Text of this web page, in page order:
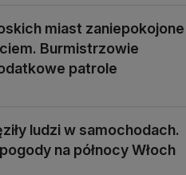
miast zaniepokojone
Burmistrzowie
patrole
ludzi w samochodach.
na północy Włoch